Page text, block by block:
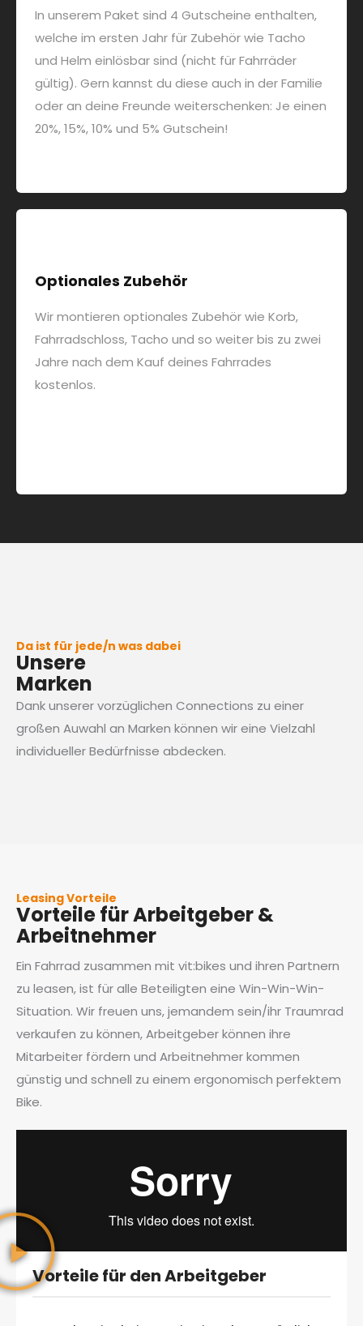
In unserem Paket sind 4 Gutscheine enthalten,
welche im ersten Jahr für Zubehör wie Tacho
und Helm einlösbar sind (nicht für Fahrräder
gültig). Gern kannst du diese auch in der Familie
oder an deine Freunde weiterschenken: Je einen
20%, 15%, 10% und 5% Gutschein!
Optionales Zubehör
Wir montieren optionales Zubehör wie Korb,
Fahrradschloss, Tacho und so weiter bis zu zwei
Jahre nach dem Kauf deines Fahrrades
kostenlos.
Da ist für jede/n was dabei
Unsere
Marken
Dank unserer vorzüglichen Connections zu einer
großen Auwahl an Marken können wir eine Vielzahl
individueller Bedürfnisse abdecken.
Leasing Vorteile
Vorteile für Arbeitgeber &
Arbeitnehmer
Ein Fahrrad zusammen mit vit:bikes und ihren Partnern
zu leasen, ist für alle Beteiligten eine Win-Win-Win-
Situation. Wir freuen uns, jemandem sein/ihr Traumrad
verkaufen zu können, Arbeitgeber können ihre
Mitarbeiter fördern und Arbeitnehmer kommen
günstig und schnell zu einem ergonomisch perfektem
Bike.
Vorteile für den Arbeitgeber